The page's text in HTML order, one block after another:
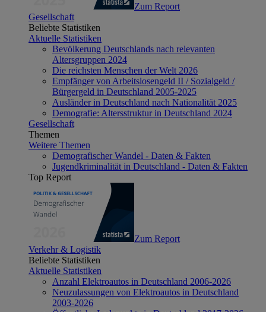
Zum Report
Gesellschaft
Beliebte Statistiken
Aktuelle Statistiken
Bevölkerung Deutschlands nach relevanten
Altersgruppen 2024
Die reichsten Menschen der Welt 2026
Empfänger von Arbeitslosengeld II / Sozialgeld /
Bürgergeld in Deutschland 2005-2025
Ausländer in Deutschland nach Nationalität 2025
Demografie: Altersstruktur in Deutschland 2024
Gesellschaft
Themen
Weitere Themen
Demografischer Wandel - Daten & Fakten
Jugendkriminalität in Deutschland - Daten & Fakten
Top Report
Zum Report
Verkehr & Logistik
Beliebte Statistiken
Aktuelle Statistiken
Anzahl Elektroautos in Deutschland 2006-2026
Neuzulassungen von Elektroautos in Deutschland
2003-2026